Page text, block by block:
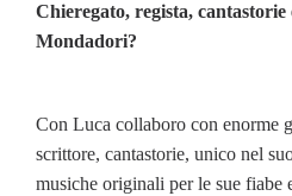
Chieregato, regista,
Mondadori?
Con Luca collaboro con enorme
scrittore, cantastorie, unico nel
musiche originali per le sue fiabe